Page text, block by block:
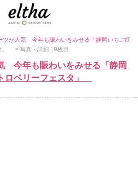
ツが人気 今年も賑わいをみせる「静岡いちご紅
タ」> 写真・詳細 19枚目
今年も賑わいをみせる「静岡
ロベリーフェスタ」